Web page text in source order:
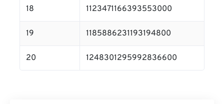
18 1123471166393553000
19 1185886231193194800
20 1248301295992836600